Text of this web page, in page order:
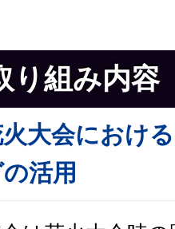
り組み内容
大会における
活用